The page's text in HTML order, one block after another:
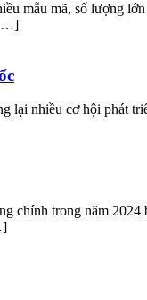
mẫu mã, số lượng
[…]
lại nhiều cơ hội phát
chính trong năm